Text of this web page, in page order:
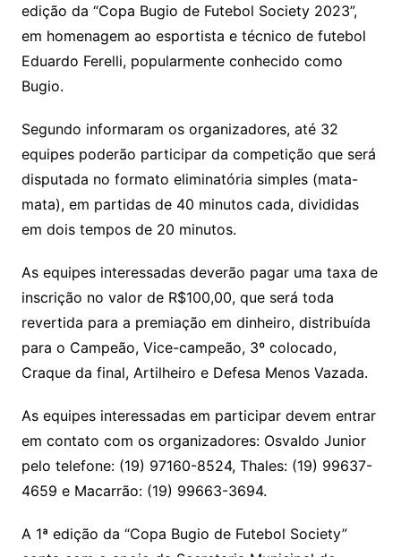
edição da “Copa Bugio de Futebol Society 2023”,
em homenagem ao esportista e técnico de futebol
Eduardo Ferelli, popularmente conhecido como
Bugio.
Segundo informaram os organizadores, até 32
equipes poderão participar da competição que será
disputada no formato eliminatória simples (mata-
mata), em partidas de 40 minutos cada, divididas
em dois tempos de 20 minutos.
As equipes interessadas deverão pagar uma taxa de
inscrição no valor de R$100,00, que será toda
revertida para a premiação em dinheiro, distribuída
para o Campeão, Vice-campeão, 3º colocado,
Craque da final, Artilheiro e Defesa Menos Vazada.
As equipes interessadas em participar devem entrar
em contato com os organizadores: Osvaldo Junior
pelo telefone: (19) 97160-8524, Thales: (19) 99637-
4659 e Macarrão: (19) 99663-3694.
A 1ª edição da “Copa Bugio de Futebol Society”